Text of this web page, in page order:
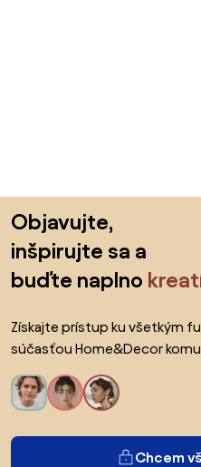
Objavujte,
inšpirujte sa a
buďte naplno
Získajte prístup ku všetkým
súčasťou Home&Decor
Chcem